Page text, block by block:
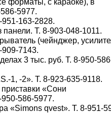
5977.
163-2828.
Т. 8-903-048-1011.
(чейнджер,
909-7143.
3 тыс. руб. Т. 8-950-
1, -2». Т. 8-923-635-9118.
«Сони
586-5977.
«Simons qvest». Т. 8-951-